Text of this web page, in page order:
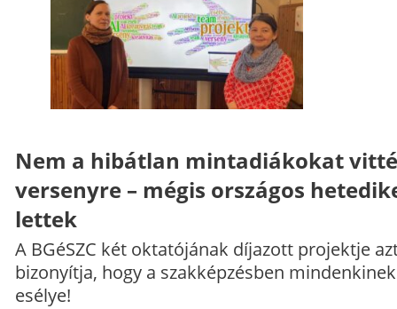
Nem a hibátlan mintadiákokat
versenyre – mégis országos
lettek
A BGéSZC két oktatójának díjazott projektje
bizonyítja, hogy a szakképzésben
esélye!